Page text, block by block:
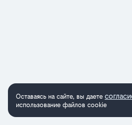
Оставаясь на сайте, вы даете
использование файлов cookie